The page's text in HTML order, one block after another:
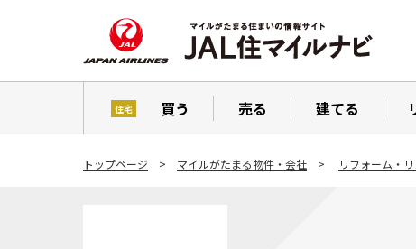
住宅 買う 売る 建てる
トップページ マイルがたまる物件・会社 リフォーム・